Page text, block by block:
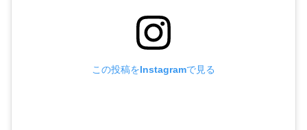
この投稿をInstagramで見る